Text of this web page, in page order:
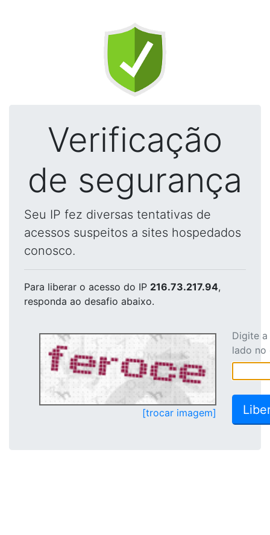
Verificação
de segurança
Seu IP fez diversas tentativas de
acessos suspeitos a sites hospedados
conosco.
Para liberar o acesso do IP 216.73.217.94,
responda ao desafio abaixo.
[trocar imagem]
Digite
lado no